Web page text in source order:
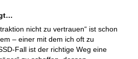
nicht zu vertrauen“ ist schon
– einer mit dem ich oft zu
Fall ist der richtige Weg eine